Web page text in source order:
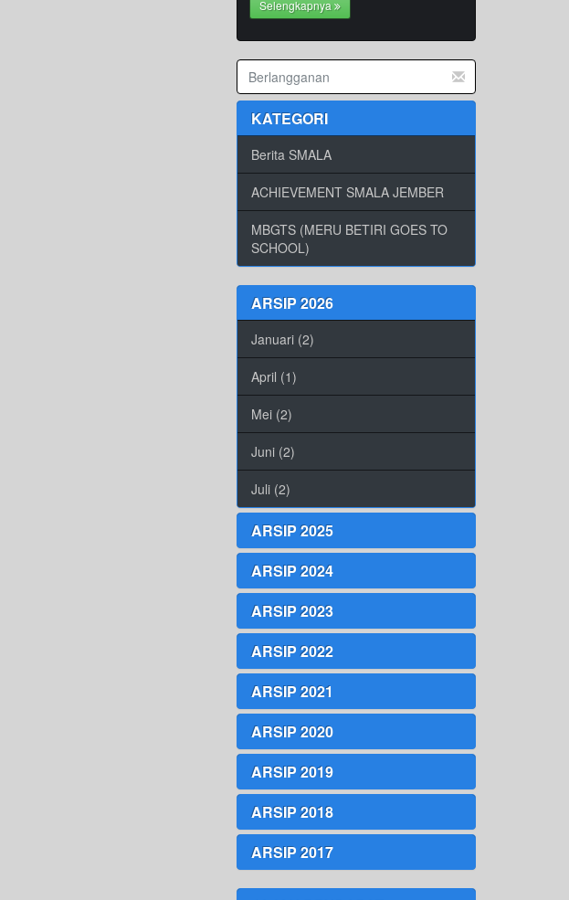
Selengkapnya
KATEGORI
Berita SMALA
ACHIEVEMENT SMALA JEMBER
MBGTS (MERU BETIRI GOES TO
SCHOOL)
ARSIP 2026
Januari (2)
April (1)
Mei (2)
Juni (2)
Juli (2)
ARSIP 2025
ARSIP 2024
ARSIP 2023
ARSIP 2022
ARSIP 2021
ARSIP 2020
ARSIP 2019
ARSIP 2018
ARSIP 2017